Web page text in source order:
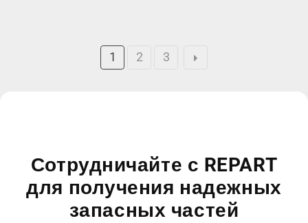
1 2 3
Сотрудничайте с REPART
для получения надежных
запасных частей